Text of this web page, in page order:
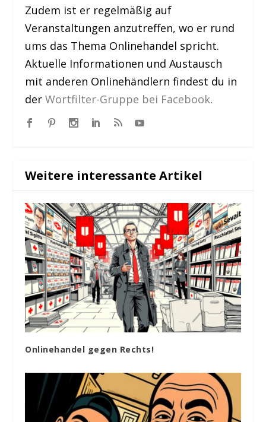
Zudem ist er regelmäßig auf
Veranstaltungen anzutreffen, wo er rund
ums das Thema Onlinehandel spricht.
Aktuelle Informationen und Austausch
mit anderen Onlinehändlern findest du in
derWortfilter-Gruppe bei Facebook.
Weitere interessante Artikel
Onlinehandel gegen Rechts!